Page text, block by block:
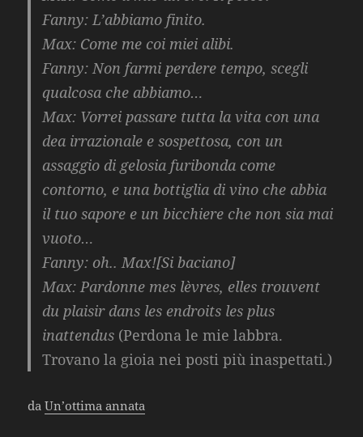
Fanny: L’abbiamo finito.
Max: Come me coi miei alibi.
Fanny: Non farmi perdere tempo, scegli
qualcosa che abbiamo…
Max: Vorrei passare tutta la vita con una
dea irrazionale e sospettosa, con un
assaggio di gelosia furibonda come
contorno, e una bottiglia di vino che abbia
il tuo sapore e un bicchiere che non sia mai
vuoto…
Fanny: oh.. Max![Si baciano]
Max: Pardonne mes lèvres, elles trouvent
du plaisir dans les endroits les plus
inattendus (Perdona le mie labbra.
Trovano la gioia nei posti più inaspettati.)
daUn’ottima annata